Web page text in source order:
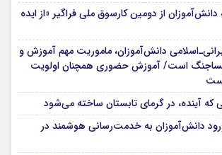
از دومین کارسوق ملی فراگیر «از ایده
دانش‌آموزان، ماموریت مهم آموزش و
است/ آموزش حضوری همچنان اولویت
که آینده، در گرمای تابستان ساخته می‌شود
ورود دانش‌آموزان به خدمت‌رسانی هوشمند در